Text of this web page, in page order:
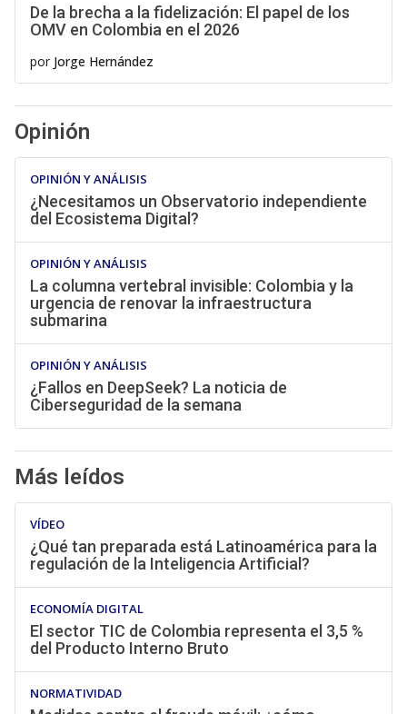
De la brecha a la fidelización: El papel de los
OMV en Colombia en el 2026
por Jorge Hernández
Opinión
OPINIÓN Y ANÁLISIS
¿Necesitamos un Observatorio independiente
del Ecosistema Digital?
OPINIÓN Y ANÁLISIS
La columna vertebral invisible: Colombia y la
urgencia de renovar la infraestructura
submarina
OPINIÓN Y ANÁLISIS
¿Fallos en DeepSeek? La noticia de
Ciberseguridad de la semana
Más leídos
VÍDEO
¿Qué tan preparada está Latinoamérica para la
regulación de la Inteligencia Artificial?
ECONOMÍA DIGITAL
El sector TIC de Colombia representa el 3,5 %
del Producto Interno Bruto
NORMATIVIDAD